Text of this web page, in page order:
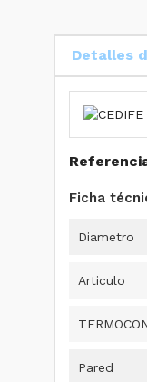
Detalles
Ficha
Diametro
Articulo
Pared